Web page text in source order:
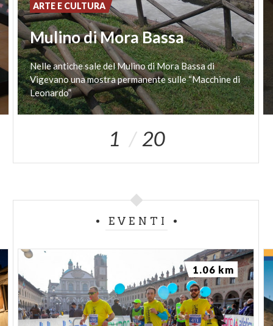
Mulino di Mora Bassa
Nelle antiche sale del Mulino di Mora Bassa di
Vigevano una mostra permanente sulle “Macchine di
Leonardo”
ARTE E CULTURA
1 20
EVENTI
1.06 km